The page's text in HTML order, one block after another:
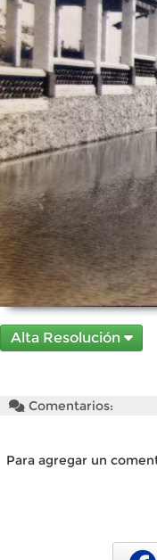
Alta Resolución
Comentarios:
Para agregar un